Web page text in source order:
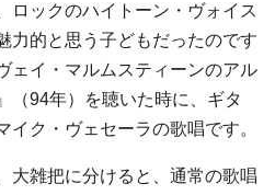
ロックのハイトーン・ヴォイス
力的と思う子どもだったのです
ェイ・マルムスティーンのアル
（94年）を聴いた時に、ギタ
イク・ヴェセーラの歌唱です。
大雑把に分けると、通常の歌唱